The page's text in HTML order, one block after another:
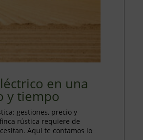
en una
y tiempo
gestiones, precio y
rústica requiere de
Aquí te contamos lo